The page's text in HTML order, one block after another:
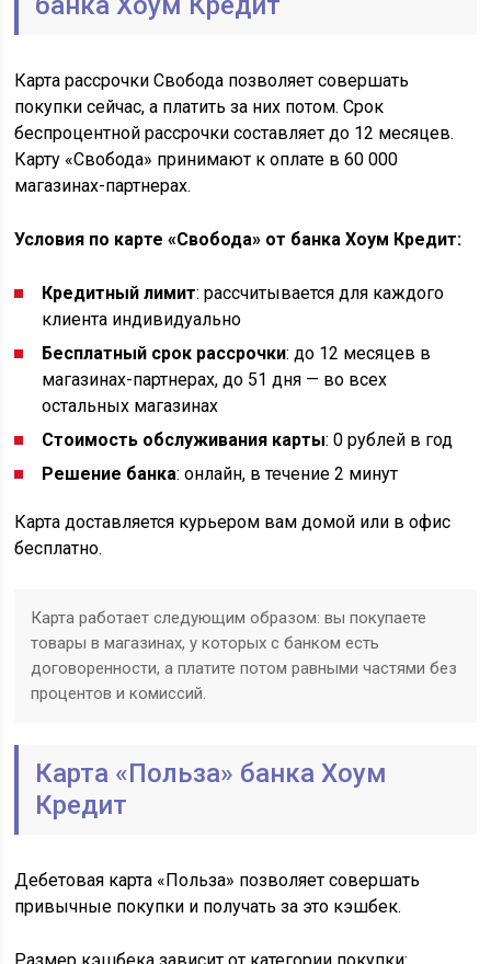
Карта рассрочки Свобода позволяет совершать
покупки сейчас, а платить за них потом. Срок
беспроцентной рассрочки составляет до 12 месяцев.
Карту «Свобода» принимают к оплате в 60 000
магазинах-партнерах.
Условия по карте «Свобода» от банка Хоум Кредит:
Кредитный лимит: рассчитывается для каждого
клиента индивидуально
Бесплатный срок рассрочки: до 12 месяцев в
магазинах-партнерах, до 51 дня — во всех
остальных магазинах
Стоимость обслуживания карты: 0 рублей в год
Решение банка: онлайн, в течение 2 минут
Карта доставляется курьером вам домой или в офис
бесплатно.
Карта работает следующим образом: вы покупаете
товары в магазинах, у которых с банком есть
договоренности, а платите потом равными частями без
процентов и комиссий.
Карта «Польза» банка Хоум
Кредит
Дебетовая карта «Польза» позволяет совершать
привычные покупки и получать за это кэшбек.